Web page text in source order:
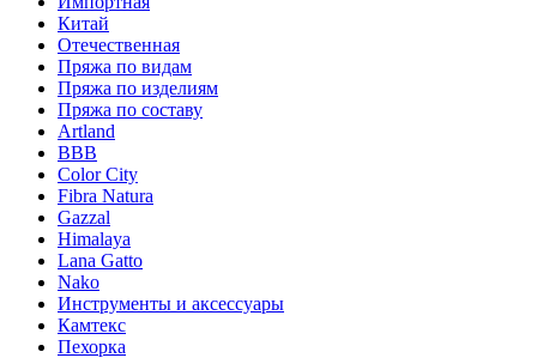
Китай
Отечественная
Пряжа по видам
Пряжа по изделиям
Пряжа по составу
Artland
BBB
Color City
Fibra Natura
Gazzal
Himalaya
Lana Gatto
Nako
Инструменты и аксессуары
Камтекс
Пехорка